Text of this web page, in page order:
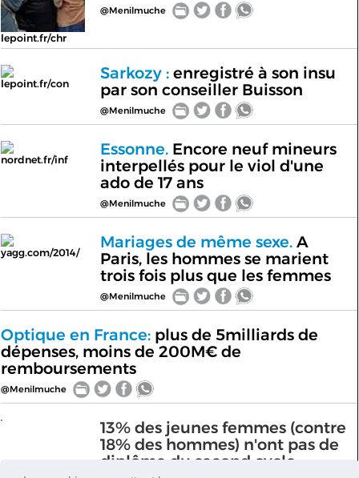
lepoint.fr/chr
@Menilmuche
lepoint.fr/con
Sarkozy :enregistré à son insu
par son conseiller Buisson
@Menilmuche
nordnet.fr/inf
Essonne.Encore neuf mineurs
interpellés pour le viol d'une
ado de 17 ans
@Menilmuche
yagg.com/2014/
Mariages de même sexe.A
Paris, les hommes se marient
trois fois plus que les femmes
@Menilmuche
Optique en France: plus de 5milliards de
dépenses, moins de 200M€ de
remboursements
@Menilmuche
13% des jeunes femmes (contre
18% des hommes) n'ont pas de
diplôme du second cycle